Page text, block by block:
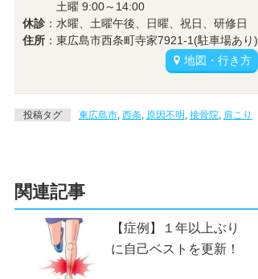
土曜 9:00～14:00
休診 ：水曜、土曜午後、日曜、祝日、研修日
住所 ：東広島市西条町寺家7921-1(駐車場あり)
地図・行き方
投稿タグ 東広島市, 西条, 原因不明 , 接骨院, 肩こり
関連記事
【症例】１年以上ぶり
に自己ベストを更新！